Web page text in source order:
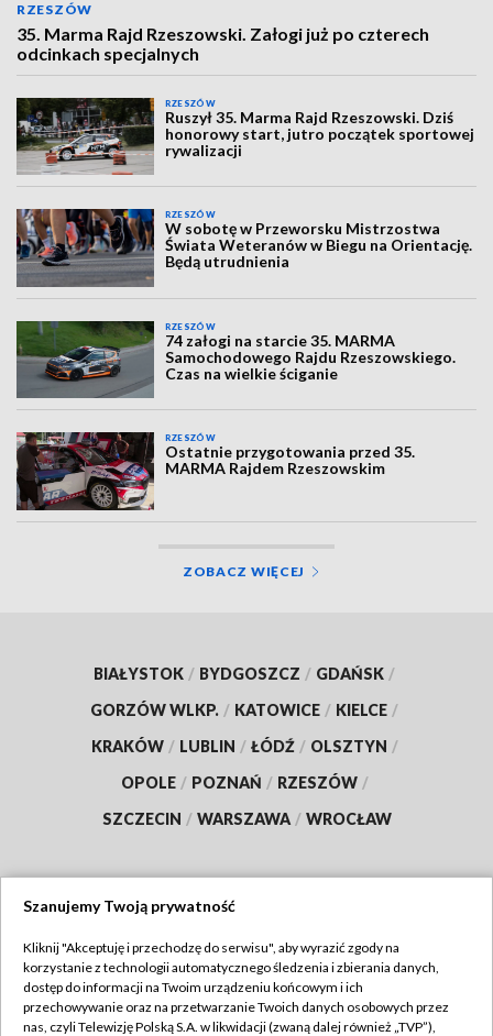
RZESZÓW
35. Marma Rajd Rzeszowski. Załogi już po czterech
odcinkach specjalnych
RZESZÓW
Ruszył 35. Marma Rajd Rzeszowski. Dziś
honorowy start, jutro początek sportowej
rywalizacji
RZESZÓW
W sobotę w Przeworsku Mistrzostwa
Świata Weteranów w Biegu na Orientację.
Będą utrudnienia
RZESZÓW
74 załogi na starcie 35. MARMA
Samochodowego Rajdu Rzeszowskiego.
Czas na wielkie ściganie
RZESZÓW
Ostatnie przygotowania przed 35.
MARMA Rajdem Rzeszowskim
ZOBACZ WIĘCEJ
BIAŁYSTOK / BYDGOSZCZ / GDAŃSK /
GORZÓW WLKP. / KATOWICE / KIELCE /
KRAKÓW / LUBLIN / ŁÓDŹ / OLSZTYN /
OPOLE / POZNAŃ / RZESZÓW /
SZCZECIN / WARSZAWA / WROCŁAW
TVP
Abonament TVP
Regulamin TVP
Szanujemy Twoją prywatność
Kliknij "Akceptuję i przechodzę do serwisu", aby wyrazić zgody na
korzystanie z technologii automatycznego śledzenia i zbierania danych,
dostęp do informacji na Twoim urządzeniu końcowym i ich
przechowywanie oraz na przetwarzanie Twoich danych osobowych przez
nas, czyli Telewizję Polską S.A. w likwidacji (zwaną dalej również „TVP”),